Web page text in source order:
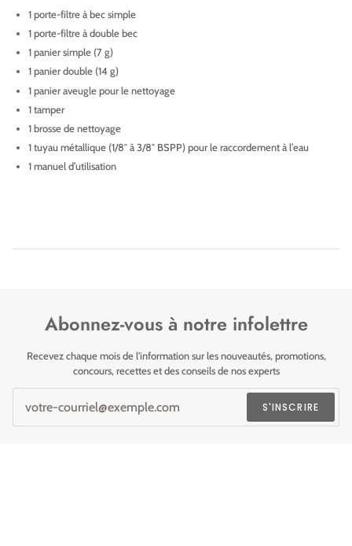
1 porte-filtre à bec simple
1 porte-filtre à double bec
1 panier simple (7 g)
1 panier double (14 g)
1 panier aveugle pour le nettoyage
1 tamper
1 brosse de nettoyage
1 tuyau métallique (1/8″ à 3/8″ BSPP) pour le raccordement à l’eau
1 manuel d’utilisation
Abonnez-vous à notre infolettre
Recevez chaque mois de l'information sur les nouveautés, promotions,
concours, recettes et des conseils de nos experts
S'INSCRIRE